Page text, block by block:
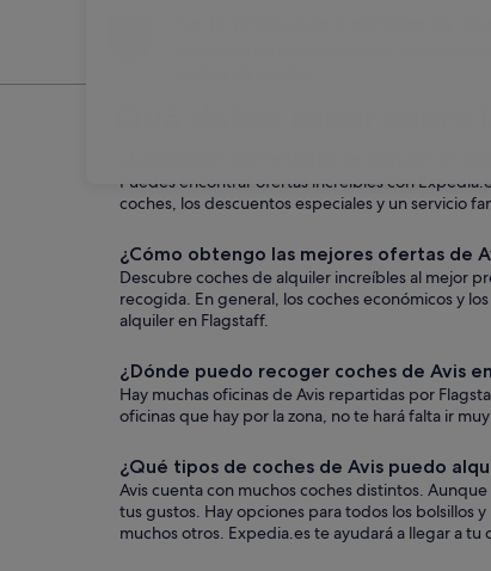
Qué debes saber
¿Cuáles son las ventajas de alquilar un
Puedes encontrar ofertas increíbles con
coches, los descuentos especiales y un servicio
¿Cómo obtengo las mejores ofertas de
Descubre coches de alquiler increíbles al mejor
recogida. En general, los coches económicos y
alquiler en Flagstaff.
¿Dónde puedo recoger coches de Avis
Hay muchas oficinas de Avis repartidas por
oficinas que hay por la zona, no te hará falta ir
¿Qué tipos de coches de Avis puedo
Avis cuenta con muchos coches distintos.
tus gustos. Hay opciones para todos los
muchos otros. Expedia.es te ayudará a llegar a tu